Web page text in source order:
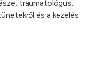
traumatológus,
és a kezelés